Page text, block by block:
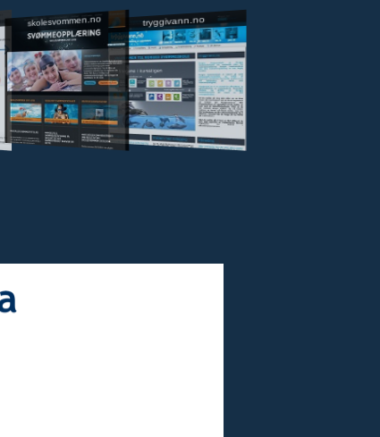
skolesvommen.no tryggivann.no